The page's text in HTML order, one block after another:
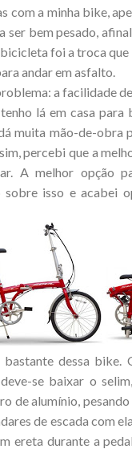
com a minha bike,
bem pesado,
foi a troca
andar em asfalto.
a facilidade
lá em casa para
muita mão-de-obra
percebi que a
A melhor opção
isso e acabei
dessa bike.
se baixar o
de alumínio,
de escada com
ereta durante a